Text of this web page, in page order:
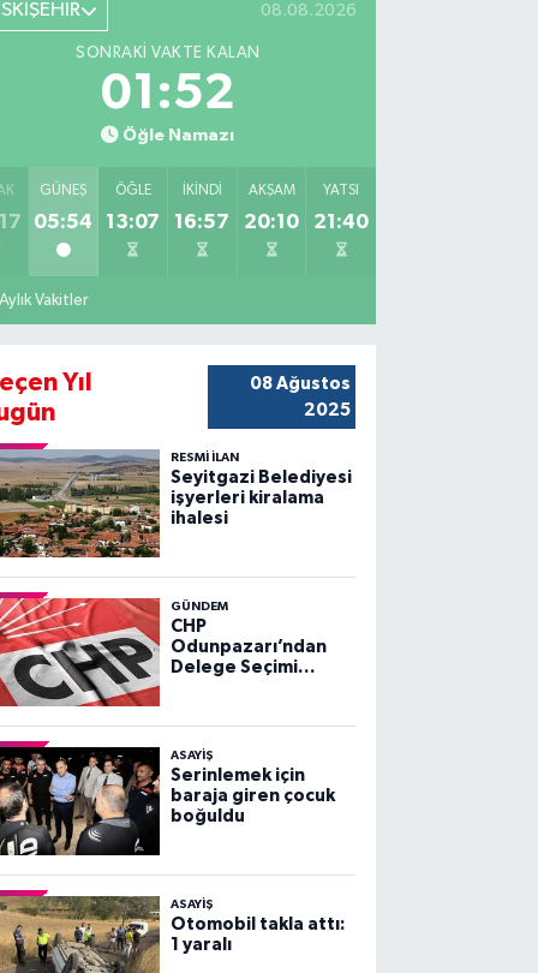
08.08.2026
SONRAKI VAKTE KALAN
01:51
Öğle Namazı
GÜNEŞ
05:54
ÖĞLE
13:07
İKINDI
16:57
AKŞAM
20:10
YATSI
21:40
Aylık Vakitler
Yıl
08 Ağustos
2025
RESMİ İLAN
Seyitgazi Belediyesi
işyerleri kiralama
ihalesi
GÜNDEM
CHP
Odunpazarı’ndan
Delege Seçimi
ASAYİŞ
Serinlemek için
baraja giren çocuk
boğuldu
ASAYİŞ
Otomobil takla attı:
1 yaralı